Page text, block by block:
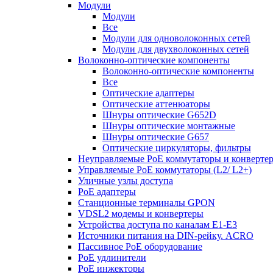
Модули
Модули
Все
Модули для одноволоконных сетей
Модули для двухволоконных сетей
Волоконно-оптические компоненты
Волоконно-оптические компоненты
Все
Оптические адаптеры
Оптические аттенюаторы
Шнуры оптические G652D
Шнуры оптические монтажные
Шнуры оптические G657
Оптические циркуляторы, фильтры
Неуправляемые PoE коммутаторы и
Управляемые PoE коммутаторы (L2/ L2+)
Уличные узлы доступа
PoE адаптеры
Станционные терминалы GPON
VDSL2 модемы и конвертеры
Устройства доступа по каналам E1-E3
Источники питания на DIN-рейку. ACRO
Пассивное PoE оборудование
PoE удлинители
PoE инжекторы